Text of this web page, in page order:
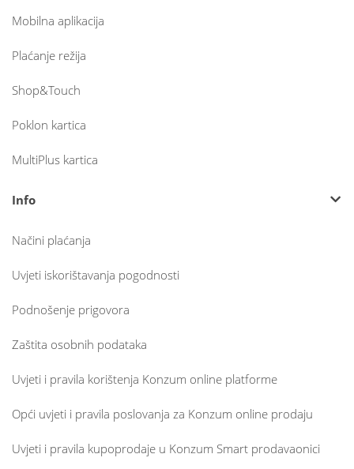
Mobilna aplikacija
Plaćanje režija
Shop&Touch
Poklon kartica
MultiPlus kartica
Info
Načini plaćanja
Uvjeti iskorištavanja pogodnosti
Podnošenje prigovora
Zaštita osobnih podataka
Uvjeti i pravila korištenja Konzum online platforme
Opći uvjeti i pravila poslovanja za Konzum online prodaju
Uvjeti i pravila kupoprodaje u Konzum Smart prodavaonici